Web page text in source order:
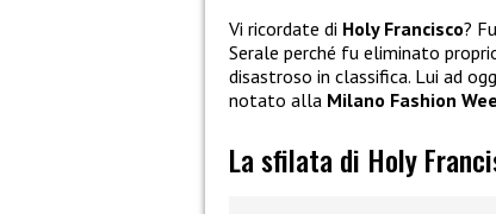
Vi ricordate di Holy Francisco?
Serale perché fu eliminato
disastroso in classifica. Lui ad
notato alla Milano Fashion
La sfilata di Holy